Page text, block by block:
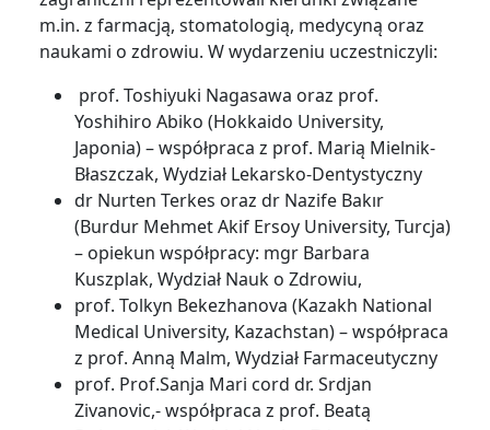
m.in. z farmacją, stomatologią, medycyną oraz
naukami o zdrowiu. W wydarzeniu uczestniczyli:
prof. Toshiyuki Nagasawa oraz prof.
Yoshihiro Abiko (Hokkaido University,
Japonia) – współpraca z prof. Marią Mielnik-
Błaszczak, Wydział Lekarsko-Dentystyczny
dr Nurten Terkes oraz dr Nazife Bakır
(Burdur Mehmet Akif Ersoy University, Turcja)
– opiekun współpracy: mgr Barbara
Kuszplak, Wydział Nauk o Zdrowiu,
prof. Tolkyn Bekezhanova (Kazakh National
Medical University, Kazachstan) – współpraca
z prof. Anną Malm, Wydział Farmaceutyczny
prof. Prof.Sanja Mari cord dr. Srdjan
Zivanovic,- współpraca z prof. Beatą